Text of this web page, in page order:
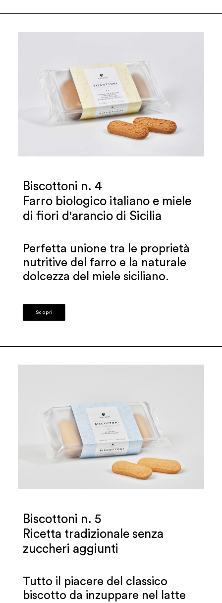
Biscottoni n. 4
Farro biologico italiano e miele
di fiori d'arancio di Sicilia
Perfetta unione tra le proprietà
nutritive del farro e la naturale
dolcezza del miele siciliano.
Scopri
Biscottoni n. 5
Ricetta tradizionale senza
zuccheri aggiunti
Tutto il piacere del classico
biscotto da inzuppare nel latte